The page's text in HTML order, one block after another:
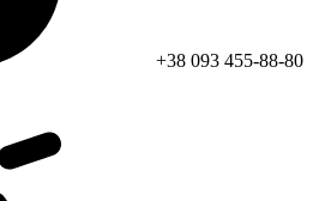
+38 093 455-88-80